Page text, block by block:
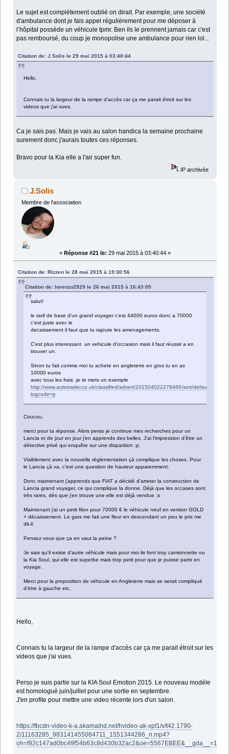
Le sujet est complétement oublié on dirait. Par exemple, une société
d'ambulance dont je fais appel régulièrement pour me déposer à
l’hôpital possède un véhicule tpmr. Ben ils le prennent jamais car c'est
pas remboursé, du coup je monopolise une ambulance pour rien lol...
Citation de: J.Solis le 29 mai 2015 à 03:40:44
Hello,
Connais tu la largeur de la rampe d'accès car ça me parait étroit sur les
videos que j'ai vues.
Ca je sais pas. Mais je vais au salon handica la semaine prochaine
surement donc j'aurais toutes ces réponses.
Bravo pour la Kia elle a l'air super fun.
IP archivée
J.Solis
Membre de l'association
« Réponse #21 le: 29 mai 2015 à 03:40:44 »
Citation de: Rizzen le 28 mai 2015 à 19:30:56
Citation de: lorenzo2929 le 26 mai 2015 à 16:43:05
salut!
le tarif de base d'un grand voyager c'est 44000 euros donc a 70000
c'est juste avec le
decaissement il faut que tu rajoute les amenagements.
C'est plus interessant un vehicule d'occasion mais il faut réussir a en
trouver un.
Sinon tu fait comme moi tu achete en angleterre en gros tu en as
10000 euros
avec tous les frais .je te mets un exemple
http://www.autotrader.co.uk/classified/advert/201504022278466/sort/default/
logcode=p
Coucou,
merci pour ta réponse. Alors perso je continue mes recherches pour un
Lancia et de jour en jour j'en apprends des belles. J'ai l'impression d'être un
détective privé qui enquête sur une disparition :p.
Visiblement avec la nouvelle réglementation çà complique les choses. Pour
le Lancia çà va, c'est une question de hauteur apparemment.
Donc maintenant j'apprends que FIAT a décidé d'arreter la construction de
Lancia grand voyager, ce qui complique la donne. Déjà que les occases sont
très rares, dès que j'en trouve une elle est déjà vendue :s
Maintenant j'ai un petit filon pour 70000 € le véhicule neuf en version GOLD
+ décaissement. Le gars me fait une fleur en descendant un peu le prix me
dit-il.
Pensez vous que ça en vaut la peine ?
Je sais qu'il existe d'autre véhicule mais pour moi ils font trop camionnette ou
la Kia Soul, qui elle est superbe mais trop petit pour que je puisse partir en
voyage.
Merci pour la proposition de véhicule en Angleterre mais se serait compliqué
d'ëtre à gauche etc.
Hello,
Connais tu la largeur de la rampe d'accès car ça me parait étroit sur les
videos que j'ai vues.
Perso je suis partie sur la KIA Soul Emotion 2015. Le nouveau modèle
est homologué juin/juillet pour une sortie en septembre.
J'en profite pour mettre une video récente lors d'un salon.
https://fbcdn-video-k-a.akamaihd.net/hvideo-ak-xpf1/v/t42.1790-
2/11163285_983141455084711_1551344286_n.mp4?